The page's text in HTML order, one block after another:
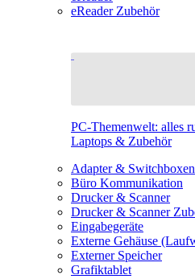
eReader Zubehör
PC-Themenwelt: alles
Laptops & Zubehör
Adapter & Switchboxen
Büro Kommunikation
Drucker & Scanner
Drucker & Scanner
Eingabegeräte
Externe Gehäuse
Externer Speicher
Grafiktablet